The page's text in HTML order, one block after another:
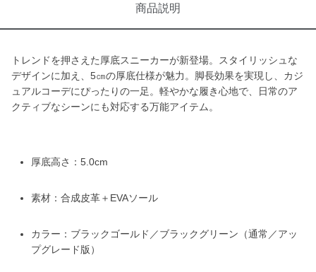
商品説明
トレンドを押さえた厚底スニーカーが新登場。スタイリッシュな
デザインに加え、5㎝の厚底仕様が魅力。脚長効果を実現し、カジ
ュアルコーデにぴったりの一足。軽やかな履き心地で、日常のア
クティブなシーンにも対応する万能アイテム。
厚底高さ：5.0cm
素材：合成皮革＋EVAソール
カラー：ブラックゴールド／ブラックグリーン（通常／アッ
プグレード版）